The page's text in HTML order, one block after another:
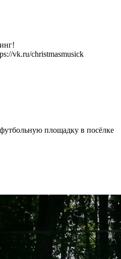
vk.ru/christmasmusick
площадку в посёлке